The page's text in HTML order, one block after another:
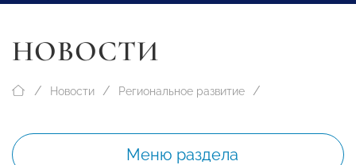
НОВОСТИ
Новости Региональное развитие
Меню раздела